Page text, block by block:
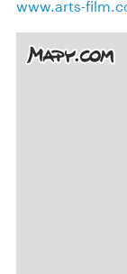
www.arts-